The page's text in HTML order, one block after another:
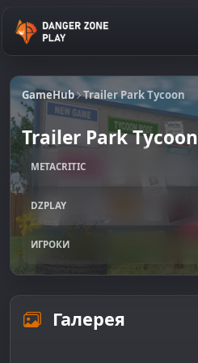
GameHub Trailer Park Tycoon
Trailer Park Tycoon
METACRITIC
DZPLAY
ИГРОКИ
Галерея